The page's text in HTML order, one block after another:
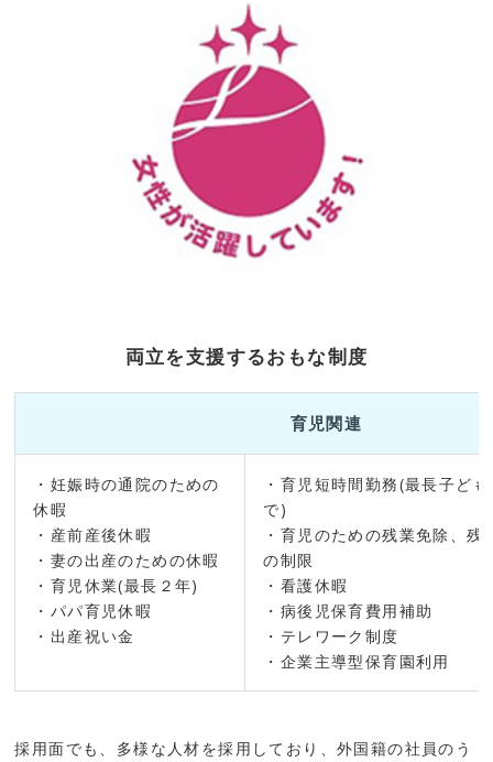
両立を支援するおもな制度
育児関連
・妊娠時の通院のための
休暇
・産前産後休暇
・妻の出産のための休暇
・育児休業(最長２年)
・パパ育児休暇
・出産祝い金
・育児短時間勤務(最長子ど
で)
・育児のための残業免除、残
の制限
・看護休暇
・病後児保育費用補助
・テレワーク制度
・企業主導型保育園利用
採用面でも、多様な人材を採用しており、外国籍の社員のう